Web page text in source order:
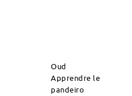
Oud
Apprendre le
pandeiro